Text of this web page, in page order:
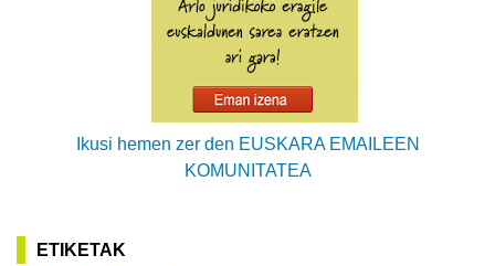
Ikusi hemen zer den EUSKARA EMAILEEN
KOMUNITATEA
ETIKETAK